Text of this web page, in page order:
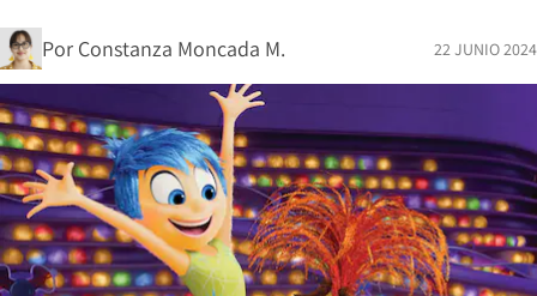
Por Constanza Moncada M. 22 JUNIO 2024